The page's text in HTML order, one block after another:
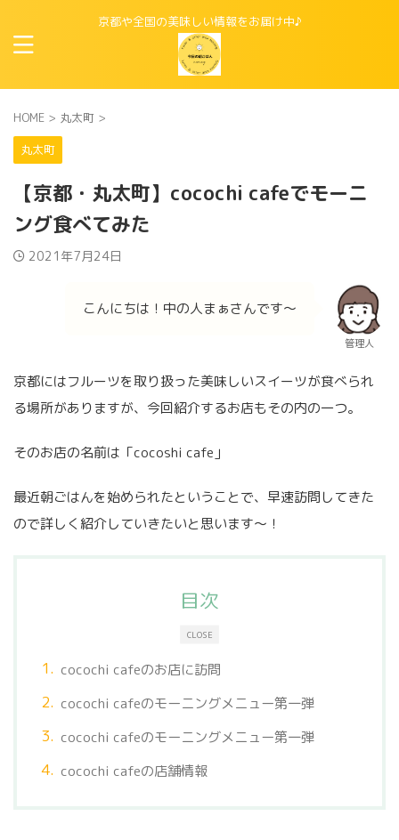
京都や全国の美味しい情報をお届け中♪
HOME > 丸太町 >
丸太町
【京都・丸太町】cocochi cafeでモーニ
ング食べてみた
2021年7月24日
こんにちは！中の人まぁさんです〜
管理人
京都にはフルーツを取り扱った美味しいスイーツが食べられ
る場所がありますが、今回紹介するお店もその内の一つ。
そのお店の名前は「cocoshi cafe」
最近朝ごはんを始められたということで、早速訪問してきた
ので詳しく紹介していきたいと思います〜！
CLOSE
目次
cocochi cafeのお店に訪問
cocochi cafeのモーニングメニュー第一弾
cocochi cafeのモーニングメニュー第一弾
cocochi cafeの店舗情報